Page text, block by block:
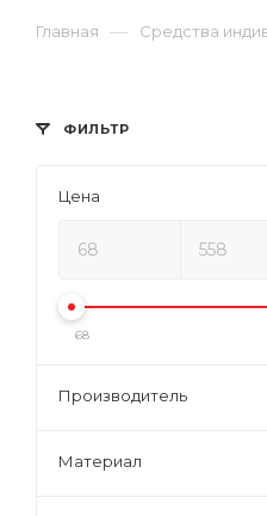
Главная — Средства
ФИЛЬТР
Цена
68
Производитель
Материал